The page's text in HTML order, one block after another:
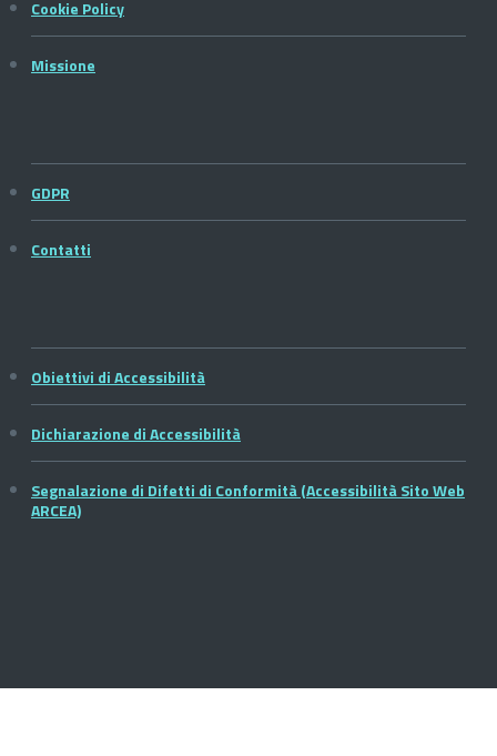
Cookie Policy
Missione
GDPR
Contatti
Obiettivi di Accessibilità
Dichiarazione di Accessibilità
Segnalazione di Difetti di Conformità (Accessibilità Sito Web
ARCEA)